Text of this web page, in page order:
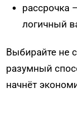
рассрочка
логичный
Выбирайте не
разумный
начнёт